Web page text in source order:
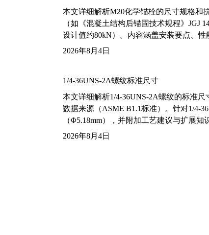
本文详细解析M20化学锚栓的尺寸规格和
（如《混凝土结构后锚固技术规程》JGJ
设计值约80kN）。内容涵盖安装要点、
2026年8月4日
1/4-36UNS-2A螺纹标准尺寸
本文详细解析1/4-36UNS-2A螺纹的标准
数据来源（ASME B1.1标准）。针对1/4-
（Φ5.18mm），并附加工艺建议与扩展知
2026年8月4日